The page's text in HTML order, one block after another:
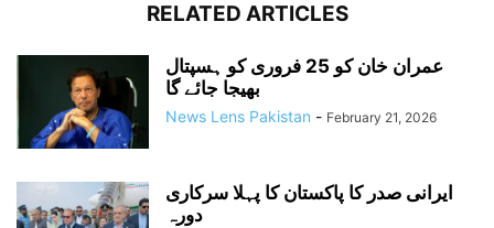
RELATED ARTICLES
عمران خان کو 25 فروری کو ہسپتال
بھیجا جائے گا
News Lens Pakistan - February 21, 2026
ایرانی صدر کا پاکستان کا پہلا سرکاری
دورہ